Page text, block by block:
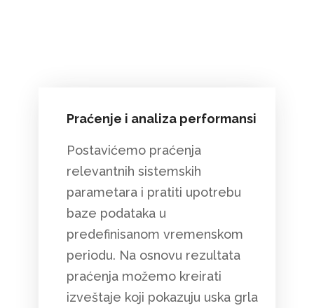
Praćenje i analiza performansi
Postavićemo praćenja
relevantnih sistemskih
parametara i pratiti upotrebu
baze podataka u
predefinisanom vremenskom
periodu. Na osnovu rezultata
praćenja možemo kreirati
izveštaje koji pokazuju uska grla